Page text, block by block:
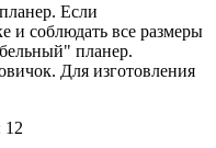
Если
и соблюдать все размеры
планер.
Для изготовления